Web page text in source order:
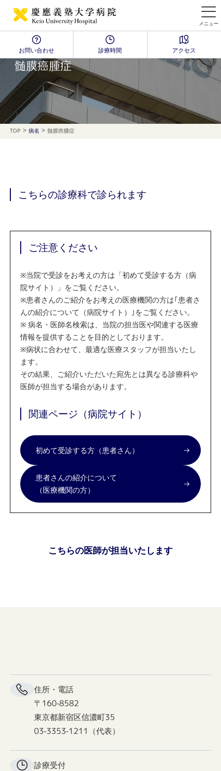
メニュー
お問い合わせ 診療時間 アクセス
Disease Name Search
髄膜癌腫症
TOP > 病名 > 髄膜癌腫症
こちらの診療科で診られます
ご注意ください
※当院で受診をお考えの方は「初めて受診する方（病
院サイト）」をご覧ください。
※患者さんのご紹介をお考えの医療機関の方は｢患者さ
んの紹介について（病院サイト）｣をご覧ください。
※ 病名・医師名検索は、当院の担当医や関連する医療
情報を提供することを目的としております。
※病状に合わせて、最適な医療スタッフが担当いたし
ます。
その結果、ご紹介いただいた宛先とは異なる診療科や
医師が担当する場合があります。
関連ページ（病院サイト）
初めて受診する方（患者さん）
患者さんの紹介について
（医療機関の方）
こちらの医師が担当いたします
住所・電話
〒160-8582
東京都新宿区信濃町35
03-3353-1211（代表）
診療受付